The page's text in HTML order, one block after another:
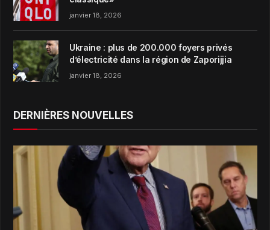
janvier 18, 2026
Ukraine : plus de 200.000 foyers privés
d’électricité dans la région de Zaporijjia
janvier 18, 2026
DERNIÈRES NOUVELLES